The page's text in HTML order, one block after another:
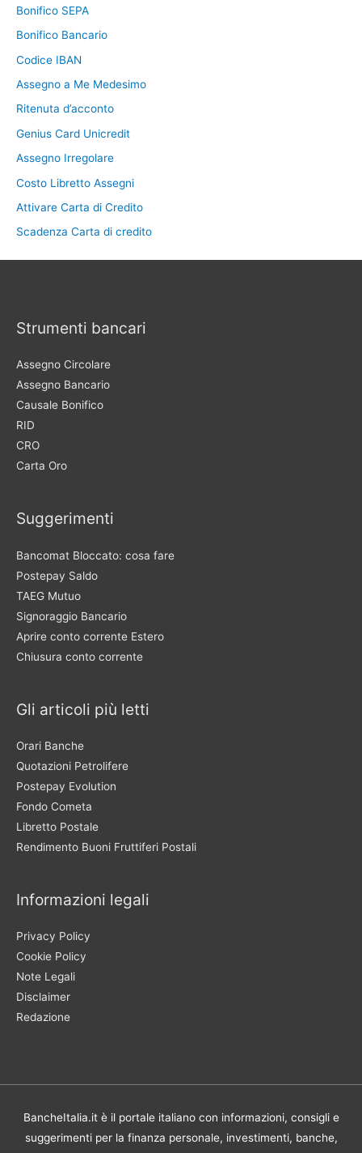
Bonifico SEPA
Bonifico Bancario
Codice IBAN
Assegno a Me Medesimo
Ritenuta d’acconto
Genius Card Unicredit
Assegno Irregolare
Costo Libretto Assegni
Attivare Carta di Credito
Scadenza Carta di credito
Strumenti bancari
Assegno Circolare
Assegno Bancario
Causale Bonifico
RID
CRO
Carta Oro
Suggerimenti
Bancomat Bloccato: cosa fare
Postepay Saldo
TAEG Mutuo
Signoraggio Bancario
Aprire conto corrente Estero
Chiusura conto corrente
Gli articoli più letti
Orari Banche
Quotazioni Petrolifere
Postepay Evolution
Fondo Cometa
Libretto Postale
Rendimento Buoni Fruttiferi Postali
Informazioni legali
Privacy Policy
Cookie Policy
Note Legali
Disclaimer
Redazione
BancheItalia.it è il portale italiano con informazioni, consigli e
suggerimenti per la finanza personale, investimenti, banche,